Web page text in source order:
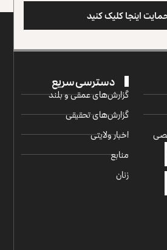
اینجا کلیک کنید
دسترسی سریع
گزارش‌‌های عمقی و بلند
گزارش‌های تحقیقی
اخبار ولایتی
منابع
زنان